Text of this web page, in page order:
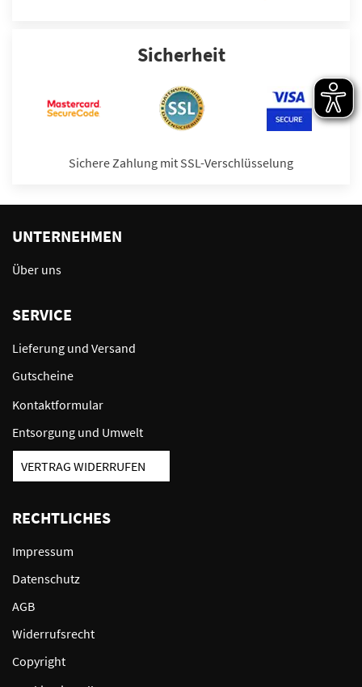
Sicherheit
Sichere Zahlung mit SSL-Verschlüsselung
UNTERNEHMEN
Über uns
SERVICE
Lieferung und Versand
Gutscheine
Kontaktformular
Entsorgung und Umwelt
VERTRAG WIDERRUFEN
RECHTLICHES
Impressum
Datenschutz
AGB
Widerrufsrecht
Copyright